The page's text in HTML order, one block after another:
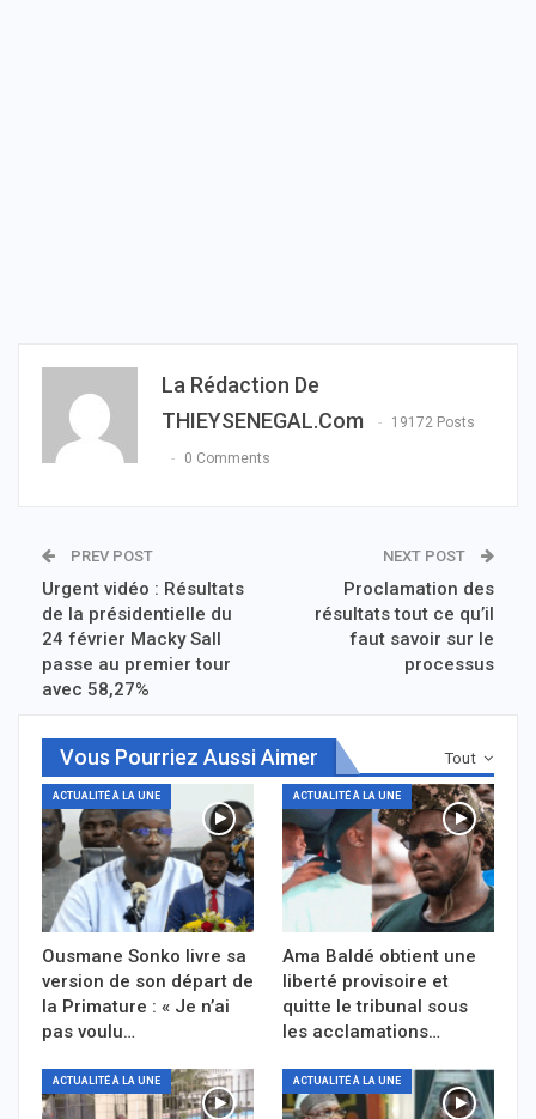
La Rédaction De
THIEYSENEGAL.com
19172 Posts
0 Comments
PREV POST
Urgent vidéo : Résultats
de la présidentielle du
24 février Macky Sall
passe au premier tour
avec 58,27%
NEXT POST
Proclamation des
résultats tout ce qu’il
faut savoir sur le
processus
Tout
Vous Pourriez Aussi Aimer
ACTUALITÉ À LA UNE
Ousmane Sonko livre sa
version de son départ de
la Primature : « Je n’ai
pas voulu…
ACTUALITÉ À LA UNE
Ama Baldé obtient une
liberté provisoire et
quitte le tribunal sous
les acclamations…
ACTUALITÉ À LA UNE ACTUALITÉ À LA UNE